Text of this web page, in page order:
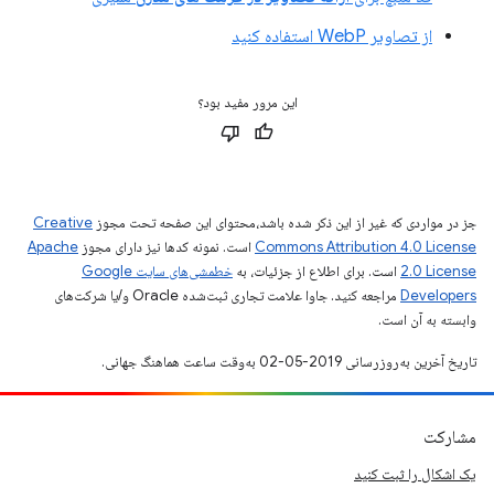
از تصاویر WebP استفاده کنید
این مرور مفید بود؟
جز در مواردی که غیر از این ذکر شده باشد،‌محتوای این صفحه تحت مجوز Creative
Commons Attribution 4.0 License است. نمونه کدها نیز دارای مجوز Apache
2.0 License است. برای اطلاع از جزئیات، به
خطمشی‌های سایت Google
Developers‏
مراجعه کنید. جاوا علامت تجاری ثبت‌شده Oracle و/یا شرکت‌های
وابسته به آن است.
تاریخ آخرین به‌روزرسانی 2019-05-02 به‌وقت ساعت هماهنگ جهانی.
مشارکت
یک اشکال را ثبت کنید